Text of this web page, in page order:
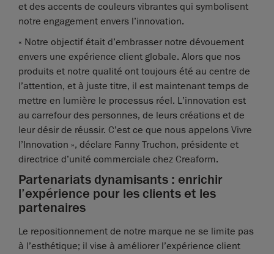
et des accents de couleurs vibrantes qui symbolisent
notre engagement envers l’innovation.
« Notre objectif était d’embrasser notre dévouement
envers une expérience client globale. Alors que nos
produits et notre qualité ont toujours été au centre de
l’attention, et à juste titre, il est maintenant temps de
mettre en lumière le processus réel. L’innovation est
au carrefour des personnes, de leurs créations et de
leur désir de réussir. C’est ce que nous appelons Vivre
l’Innovation », déclare Fanny Truchon, présidente et
directrice d’unité commerciale chez Creaform.
Partenariats dynamisants : enrichir
l’expérience pour les clients et les
partenaires
Le repositionnement de notre marque ne se limite pas
à l’esthétique; il vise à améliorer l’expérience client